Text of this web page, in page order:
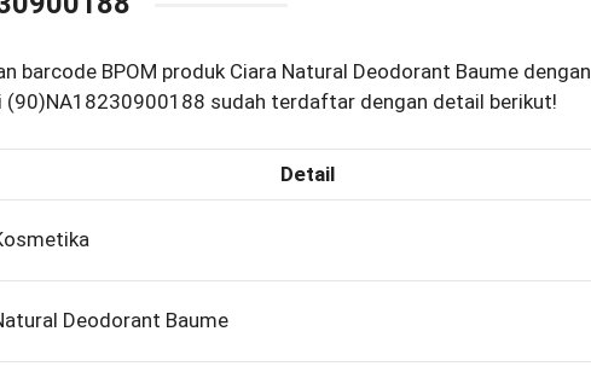
barcode BPOM produk Ciara Natural Deodorant Baume dengan
sudah terdaftar dengan detail berikut!
Detail
Deodorant Baume